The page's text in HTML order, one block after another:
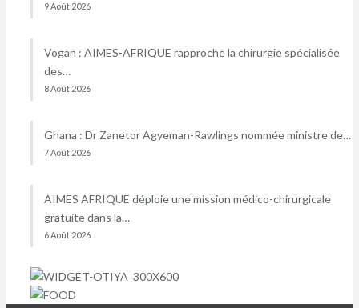
9 Août 2026
Vogan : AIMES-AFRIQUE rapproche la chirurgie spécialisée
des…
8 Août 2026
Ghana : Dr Zanetor Agyeman-Rawlings nommée ministre de…
7 Août 2026
AIMES AFRIQUE déploie une mission médico-chirurgicale
gratuite dans la…
6 Août 2026